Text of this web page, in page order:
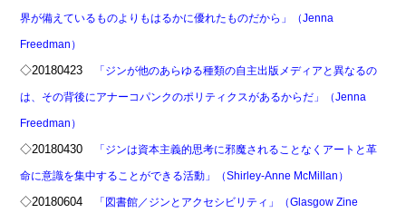
界が備えているものよりもはるかに優れたものだから」（Jenna
Freedman）
◇20180423 「ジンが他のあらゆる種類の自主出版メディアと異なるの
は、その背後にアナーコパンクのポリティクスがあるからだ」（Jenna
Freedman）
◇20180430 「ジンは資本主義的思考に邪魔されることなくアートと革
命に意識を集中することができる活動」（Shirley-Anne McMillan）
◇20180604 「図書館／ジンとアクセシビリティ」（Glasgow Zine